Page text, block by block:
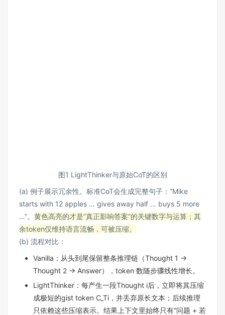
图1 LightThinker与原始CoT的区别
(a) 例子展示冗余性。标准CoT会生成完整句子：“Mike
starts with 12 apples … gives away half … buys 5 more
…”。 黄色高亮的才是“真正影响答案”的关键数字与运算；其
余token仅维持语言流畅，可被压缩。
(b) 流程对比：
Vanilla：从头到尾保留整条推理链（Thought 1 →
Thought 2 → Answer），token 数随步骤线性增长。
LightThinker：每产生一段Thought i后，立即将其压缩
成极短的gist token C_Ti，并丢弃原长文本；后续推理
只依赖这些压缩表示。结果上下文里始终只有“问题 + 若